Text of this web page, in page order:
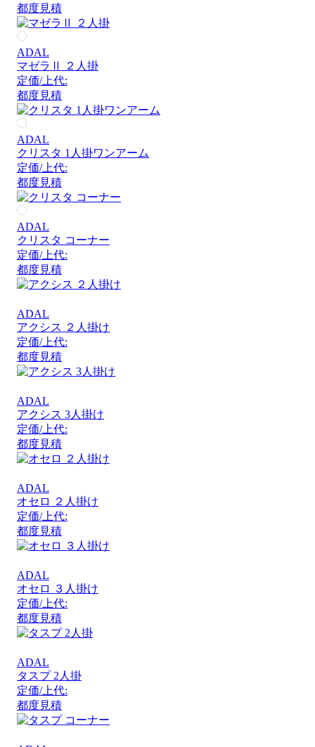
都度見積
ADAL
マゼラⅡ ２人掛
定価/上代:
都度見積
ADAL
クリスタ 1人掛ワンアーム
定価/上代:
都度見積
ADAL
クリスタ コーナー
定価/上代:
都度見積
ADAL
アクシス ２人掛け
定価/上代:
都度見積
ADAL
アクシス 3人掛け
定価/上代:
都度見積
ADAL
オセロ ２人掛け
定価/上代:
都度見積
ADAL
オセロ ３人掛け
定価/上代:
都度見積
ADAL
タスプ 2人掛
定価/上代:
都度見積